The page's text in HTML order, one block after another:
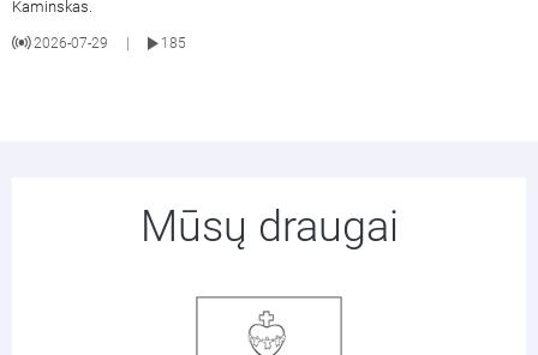
Kaminskas.
2026-07-29 185
Mūsų draugai